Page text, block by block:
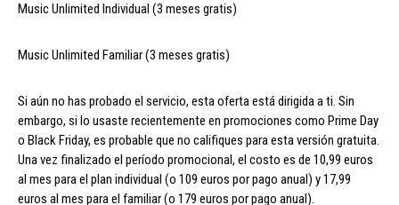
Music Unlimited Individual (3 meses gratis)
Music Unlimited Familiar (3 meses gratis)
Si aún no has probado el servicio, esta oferta está dirigida a ti. Sin
embargo, si lo usaste recientemente en promociones como Prime Day
o Black Friday, es probable que no califiques para esta versión gratuita.
Una vez finalizado el período promocional, el costo es de 10,99 euros
al mes para el plan individual (o 109 euros por pago anual) y 17,99
euros al mes para el familiar (o 179 euros por pago anual).